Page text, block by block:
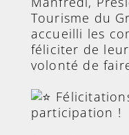
Tourisme du
accueilli les
féliciter de
volonté de
participation !